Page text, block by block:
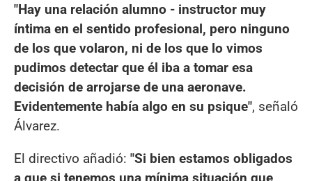
"Hay una relación alumno - instructor muy
íntima en el sentido profesional, pero ninguno
de los que volaron, ni de los que lo vimos
pudimos detectar que él iba a tomar esa
decisión de arrojarse de una aeronave.
Evidentemente había algo en su psique", señaló
Álvarez.
El directivo añadió: "Si bien estamos obligados
a que si tenemos una mínima situación que